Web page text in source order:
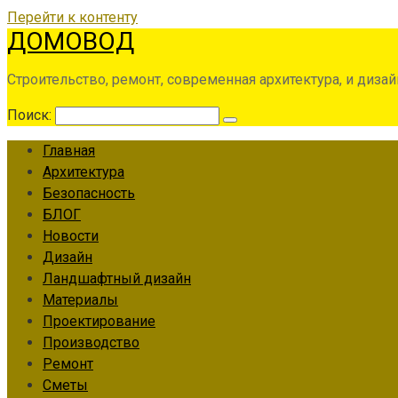
Перейти к контенту
ДОМОВОД
Строительство, ремонт, современная архитектура, и
Поиск:
Главная
Архитектура
Безопасность
БЛОГ
Новости
Дизайн
Ландшафтный дизайн
Материалы
Проектирование
Производство
Ремонт
Сметы